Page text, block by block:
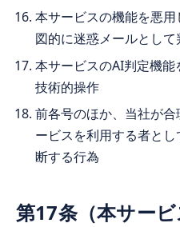
本サービスの機能を悪
図的に迷惑メールとし
本サービスのAI判定機
技術的操作
前各号のほか、当社が
ービスを利用する者と
断する行為
第17条（本サービ